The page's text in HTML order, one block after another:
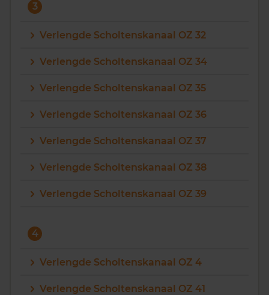
3
Verlengde Scholtenskanaal OZ 32
Verlengde Scholtenskanaal OZ 34
Verlengde Scholtenskanaal OZ 35
Verlengde Scholtenskanaal OZ 36
Verlengde Scholtenskanaal OZ 37
Verlengde Scholtenskanaal OZ 38
Verlengde Scholtenskanaal OZ 39
4
Verlengde Scholtenskanaal OZ 4
Verlengde Scholtenskanaal OZ 41